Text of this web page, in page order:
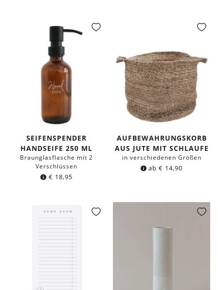
SEIFENSPENDER
HANDSEIFE 250 ML
Braunglasflasche mit 2
Verschlüssen
€ 18,95
AUFBEWAHRUNGSKORB
AUS JUTE MIT SCHLAUFE
in verschiedenen Größen
ab€ 14,90